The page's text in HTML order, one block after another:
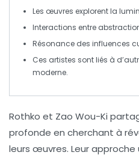
Les œuvres explorent la
Interactions entre
Résonance des influences
Ces artistes sont liés à
moderne.
Rothko et Zao Wou-Ki
profonde en cherchant à
leurs œuvres. Leur approche